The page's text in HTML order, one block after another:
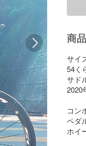
商
サイ
54く
サド
2020
コン
ペダ
ホイ